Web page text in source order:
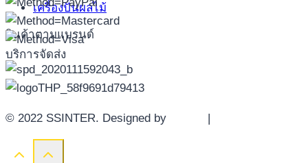
เครื่องปั่นผลไม้
สินค้าตามแบรนด์
บริการจัดส่ง
© 2022 SSINTER. Designed by